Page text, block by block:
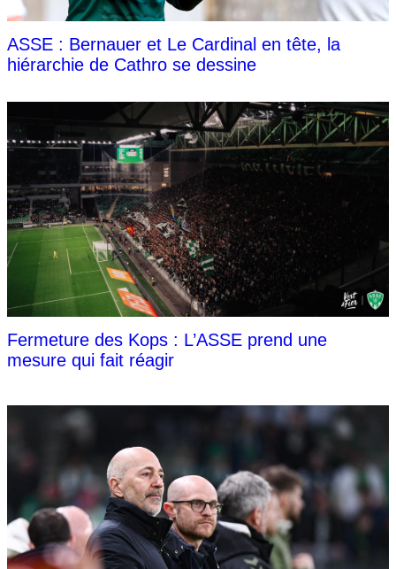
ASSE : Bernauer et Le Cardinal en tête, la
hiérarchie de Cathro se dessine
Fermeture des Kops : L’ASSE prend une
mesure qui fait réagir